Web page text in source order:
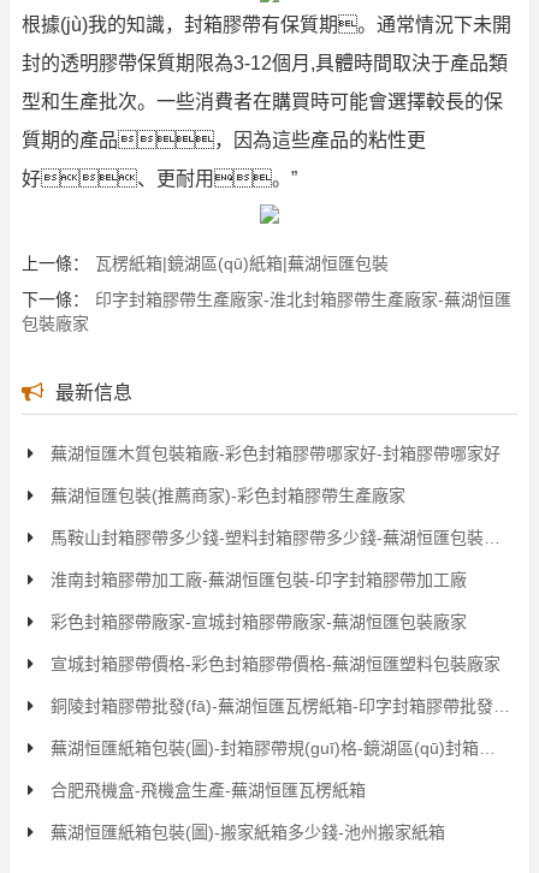
根據(jù)我的知識，封箱膠帶有保質期。通常情況下未開
封的透明膠帶保質期限為3-12個月,具體時間取決于產品類
型和生產批次。一些消費者在購買時可能會選擇較長的保
質期的產品，因為這些產品的粘性更
好、更耐用。”
上一條：
瓦楞紙箱|鏡湖區(qū)紙箱|蕪湖恒匯包裝
下一條：
印字封箱膠帶生產廠家-淮北封箱膠帶生產廠家-蕪湖恒匯
包裝廠家
最新信息
蕪湖恒匯木質包裝箱廠-彩色封箱膠帶哪家好-封箱膠帶哪家好
蕪湖恒匯包裝(推薦商家)-彩色封箱膠帶生產廠家
馬鞍山封箱膠帶多少錢-塑料封箱膠帶多少錢-蕪湖恒匯包裝廠家
淮南封箱膠帶加工廠-蕪湖恒匯包裝-印字封箱膠帶加工廠
彩色封箱膠帶廠家-宣城封箱膠帶廠家-蕪湖恒匯包裝廠家
宣城封箱膠帶價格-彩色封箱膠帶價格-蕪湖恒匯塑料包裝廠家
銅陵封箱膠帶批發(fā)-蕪湖恒匯瓦楞紙箱-印字封箱膠帶批發(fā)
蕪湖恒匯紙箱包裝(圖)-封箱膠帶規(guī)格-鏡湖區(qū)封箱膠帶
合肥飛機盒-飛機盒生產-蕪湖恒匯瓦楞紙箱
蕪湖恒匯紙箱包裝(圖)-搬家紙箱多少錢-池州搬家紙箱